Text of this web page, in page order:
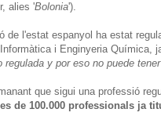
alies 'Bolonia').
de l'estat espanyol ha estat
i Enginyeria Química,
y por eso no puede
que sigui una professió
de 100.000 professionals ja